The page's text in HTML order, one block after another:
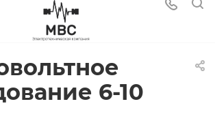
6-10